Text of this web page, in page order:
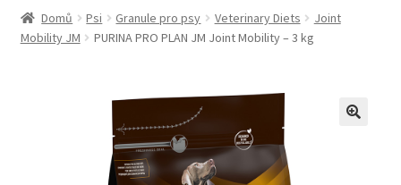
webu
Košík
Domů Psi Granule pro psy Veterinary Diets
Joint
Mobility JM
PURINA PRO PLAN JM Joint Mobility – 3 kg